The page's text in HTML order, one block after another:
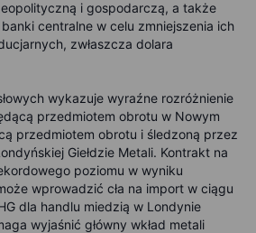
i gospodarczą, a także
centralne w celu zmniejszenia ich
zwłaszcza dolara
wykazuje wyraźne rozróżnienie
przedmiotem obrotu w Nowym
przedmiotem obrotu i śledzoną przez
Giełdzie Metali. Kontrakt na
poziomu w wyniku
wprowadzić cła na import w ciągu
dla handlu miedzią w Londynie
wyjaśnić główny wkład metali